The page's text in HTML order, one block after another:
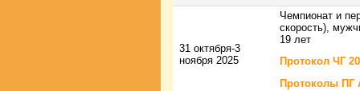
31 октября-3
ноября 2025
Чемпионат и
скорость),
19 лет
Протокол ЧГ
Протоколы ПГ